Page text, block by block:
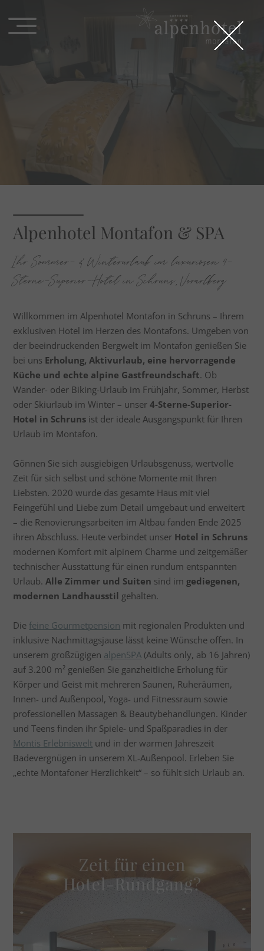
Alpenhotel Montafon & SPA
Ihr Sommer- & Winterurlaub im luxuriösen 4-
Sterne-Superior-Hotel in Schruns, Vorarlberg
Willkommen im Alpenhotel Montafon in Schruns – Ihrem
exklusiven Hotel im Herzen des Montafons. Umgeben von
der beeindruckenden Bergwelt im Montafon genießen Sie
bei uns Erholung, Aktivurlaub, eine hervorragende
Küche und echte alpine Gastfreundschaft. Ob
Wander- oder Biking-Urlaub im Frühjahr, Sommer, Herbst
oder Skiurlaub im Winter – unser4-Sterne-Superior-
Hotel in Schruns ist der ideale Ausgangspunkt für Ihren
Urlaub im Montafon.
Gönnen Sie sich ausgiebigen Urlaubsgenuss, wertvolle
Zeit für sich selbst und schöne Momente mit Ihren
Liebsten. 2020 wurde das gesamte Haus mit viel
Feingefühl und Liebe zum Detail umgebaut und erweitert
– die Renovierungsarbeiten im Altbau fanden Ende 2025
ihren Abschluss. Heute verbindet unser Hotel in Schruns
modernen Komfort mit alpinem Charme und zeitgemäßer
technischer Ausstattung für einen rundum entspannten
Urlaub.Alle Zimmer und Suiten sind im gediegenen,
modernen Landhausstil gehalten.
Die feine Gourmetpension mit regionalen Produkten und
inklusive Nachmittagsjause lässt keine Wünsche offen. In
unserem großzügigen alpenSPA (Adults only, ab 16 Jahren)
auf 3.200 m² genießen Sie ganzheitliche Erholung für
Körper und Geist mit mehreren Saunen, Ruheräumen,
Innen- und Außenpool, Yoga- und Fitnessraum sowie
professionellen Massagen & Beautybehandlungen. Kinder
und Teens finden ihr Spiele- und Spaßparadies in der
Montis Erlebniswelt und in der warmen Jahreszeit
Badevergnügen in unserem XL-Außenpool. Erleben Sie
„echte Montafoner Herzlichkeit“ – so fühlt sich Urlaub an.